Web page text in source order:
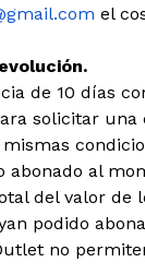
el
de 10 días
solicitar una
abonado al
del valor de
podido
no